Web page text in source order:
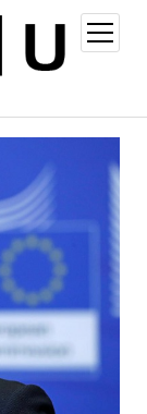
меню